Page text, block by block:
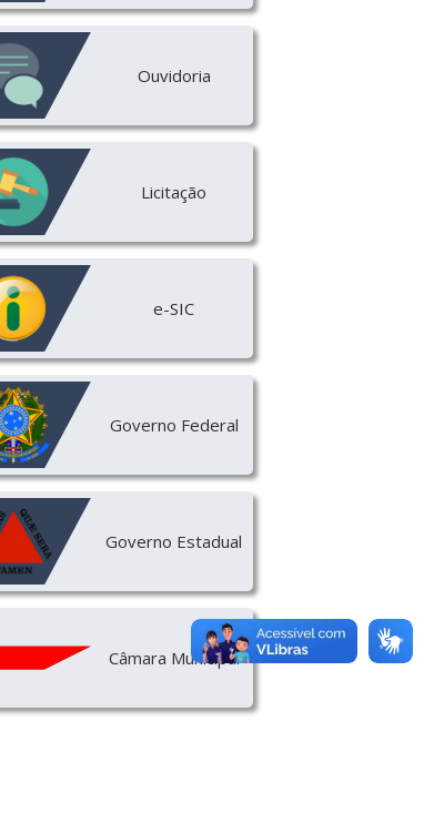
Ouvidoria
Licitação
e-SIC
Governo Federal
Governo Estadual
Câmara Municipal